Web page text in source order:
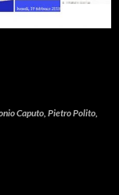
Caputo, Pietro Polito,